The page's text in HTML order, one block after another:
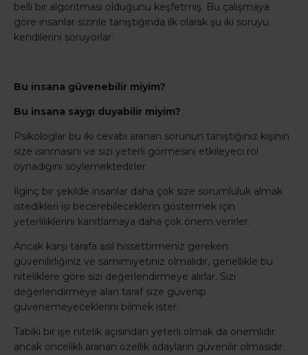
belli bir algoritması olduğunu keşfetmiş. Bu çalışmaya
göre insanlar sizinle tanıştığında ilk olarak şu iki soruyu
kendilerini soruyorlar:
Bu insana güvenebilir miyim?
Bu insana saygı duyabilir miyim?
Psikologlar bu iki cevabı aranan sorunun tanıştığınız kişinin
size ısınmasını ve sizi yeterli görmesini etkileyeci rol
oynadığını söylemektedirler.
İlginç bir şekilde insanlar daha çok size sorumluluk almak
istedikleri işi becerebileceklerin göstermek için
yeterliliklerini kanıtlamaya daha çok önem verirler.
Ancak karşı tarafa asıl hissettirmeniz gereken
güvenilirliğiniz ve samimiyetiniz olmalıdır, genellikle bu
niteliklere göre sizi değerlendirmeye alırlar. Sizi
değerlendirmeye alan taraf size güvenip
güvenemeyeceklerini bilmek ister.
Tabiki bir işe nitelik açısından yeterli olmak da önemlidir
ancak öncelikli aranan özellik adayların güvenilir olmasıdır.